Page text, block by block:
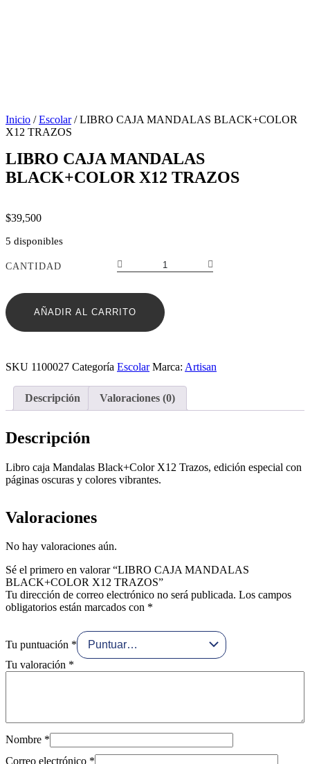
Inicio /Escolar/ LIBRO CAJA MANDALAS BLACK+COLOR
X12 TRAZOS
LIBRO CAJA MANDALAS
BLACK+COLOR X12 TRAZOS
$39,500
5 disponibles
CANTIDAD
LIBRO
CAJA
BLACK+COLOR
X12
TRAZOS
AÑADIR AL CARRITO
SKU 1100027 Categoría Escolar Marca: Artisan
Descripción Valoraciones (0)
Descripción
Libro caja Mandalas Black+Color X12 Trazos, edición especial con
páginas oscuras y colores vibrantes.
Valoraciones
No hay valoraciones aún.
Sé el primero en valorar “LIBRO CAJA MANDALAS
BLACK+COLOR X12 TRAZOS”
Tu dirección de correo electrónico no será publicada. Los campos
obligatorios están marcados con *
Tu puntuación *
Tu valoración *
Nombre *
Correo electrónico *